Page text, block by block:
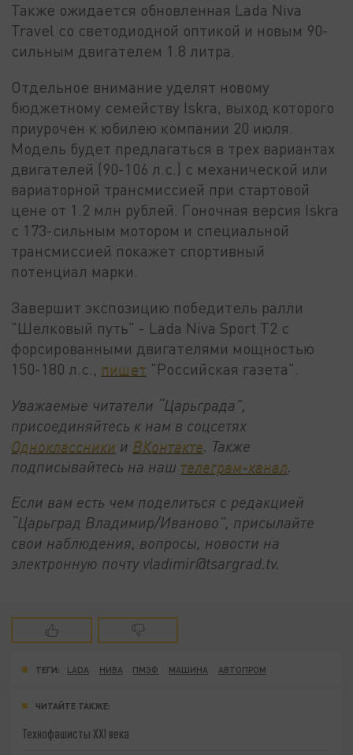
Также ожидается обновленная Lada Niva
Travel со светодиодной оптикой и новым 90-
сильным двигателем 1.8 литра.
Отдельное внимание уделят новому
бюджетному семейству Iskra, выход которого
приурочен к юбилею компании 20 июля.
Модель будет предлагаться в трех вариантах
двигателей (90-106 л.с.) с механической или
вариаторной трансмиссией при стартовой
цене от 1.2 млн рублей. Гоночная версия Iskra
с 173-сильным мотором и специальной
трансмиссией покажет спортивный
потенциал марки.
Завершит экспозицию победитель ралли
"Шелковый путь" - Lada Niva Sport T2 с
форсированными двигателями мощностью
150-180 л.с., пишет "Российская газета".
Уважаемые читатели “Царьграда”,
присоединяйтесь к нам в соцсетях
Одноклассники и ВКонтакте . Также
подписывайтесь на наш телеграм-канал
Если вам есть чем поделиться с редакцией
“Царьград Владимир/Иваново”, присылайте
свои наблюдения, вопросы, новости на
электронную почту vladimir@tsargrad.tv.
ТЕГИ: LADA НИВА ПМЭФ МАШИНА АВТОПРОМ
ЧИТАЙТЕ ТАКЖЕ:
Технофашисты XXI века